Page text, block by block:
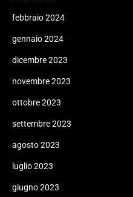
febbraio 2024
gennaio 2024
dicembre 2023
novembre 2023
ottobre 2023
settembre 2023
agosto 2023
luglio 2023
giugno 2023